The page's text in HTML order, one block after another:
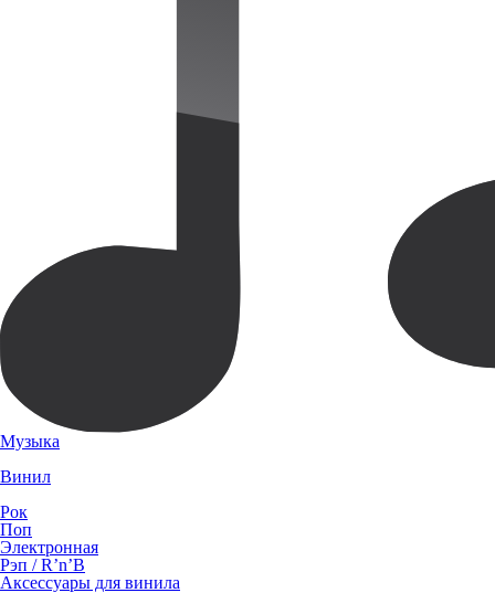
Музыка
Винил
Рок
Поп
Электронная
Рэп / R’n’B
Аксессуары для винила